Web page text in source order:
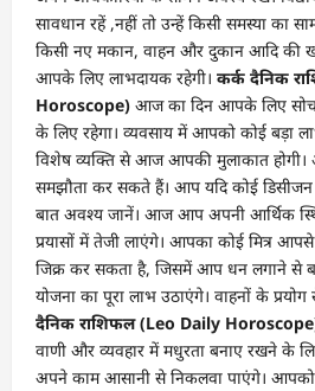
सावधान रहें ,नहीं तो उन्हें किसी समस्या का
किसी नए मकान, वाहन और दुकान आदि की
आपके लिए लाभदायक रहेगी। कर्क दैनिक
Horoscope) आज का दिन आपके लिए
के लिए रहेगा। व्यवसाय में आपको कोई बड़ा
विशेष व्यक्ति से आज आपकी मुलाकात
समझौता कर सकते हैं। आप यदि कोई
बात अवश्य जानें। आज आप अपनी आर्थिक
प्रयासों में तेजी लाएंगे। आपका कोई मित्र
जिक्र कर सकता है, जिसमें आप धन लगाने से
योजना का पूरा लाभ उठाएंगे। वाहनों के
दैनिक राशिफल (Leo Daily
वाणी और व्यवहार में मधुरता बनाए रखने के
अपने काम आसानी से निकलवा पाएंगे। आपको